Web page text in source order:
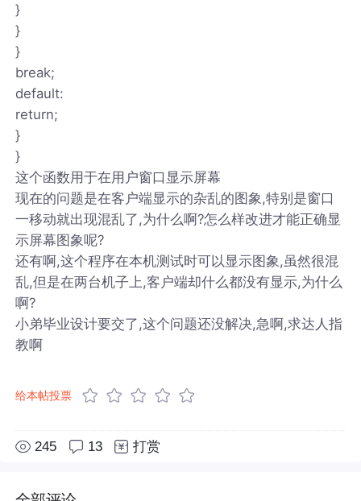
}
}
}
break;
default:
return;
}
}
这个函数用于在用户窗口显示屏幕
现在的问题是在客户端显示的杂乱的图象,特别是窗口
一移动就出现混乱了,为什么啊?怎么样改进才能正确显
示屏幕图象呢?
还有啊,这个程序在本机测试时可以显示图象,虽然很混
乱,但是在两台机子上,客户端却什么都没有显示,为什么
啊?
小弟毕业设计要交了,这个问题还没解决,急啊,求达人指
教啊
给本帖投票
245 13 打赏